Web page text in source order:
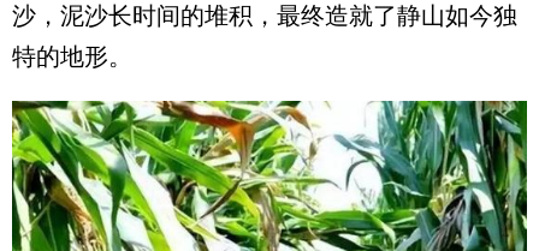
沙，泥沙长时间的堆积，最终造就了静山如今独
特的地形。